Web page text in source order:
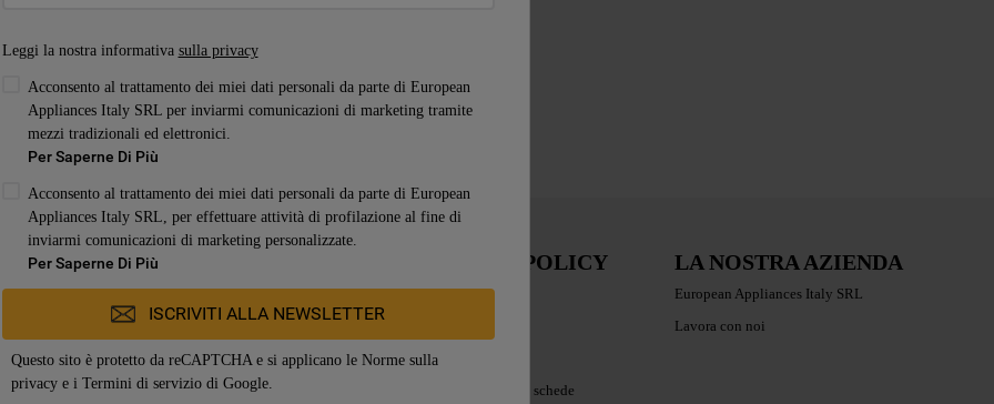
ordine non è corretto?
SERVIZIO CLIENTI
Acquista direttamente da
Whirlpool
Contatti
LE NOSTRE POLICY
Termini e Condizioni
Garanzia
Etichette energetiche e schede
LA NOSTRA AZIENDA
European Appliances Italy SRL
Lavora con noi
Per maggiori informazioni su come la Società
l’Informativa Privacy
. Se
scegli di chiudere il banner utilizzando il
pulsante “X” in alto a destra, saranno mantenute
l’utilizzo di cookie diversi dai cookie tecnici.
Cliccando sul pulsante "ACCETTO TUTTI I
COOKIES", acconsenti all'utilizzo di tutti i
nostri cookie e alla condivisione dei tuoi dati con
terze parti per tali finalità. Accedendo alla
sezione “VOGLIO DEFINIRE LE MIE
PREFERENZE SUI COOKIE”, potrai
impostare in modo specifico le tue preferenze.
Leggi la nostra informativa sulla privacy
Acconsento al trattamento dei miei dati personali da parte di European
Appliances Italy SRL per inviarmi comunicazioni di marketing tramite
mezzi tradizionali ed elettronici.
Per Saperne Di Più
Acconsento al trattamento dei miei dati personali da parte di European
Appliances Italy SRL, per effettuare attività di profilazione al fine di
inviarmi comunicazioni di marketing personalizzate.
Per Saperne Di Più
ISCRIVITI ALLA NEWSLETTER
Questo sito è protetto da reCAPTCHA e si applicano le Norme sulla
privacye i Termini di serviziodi Google.